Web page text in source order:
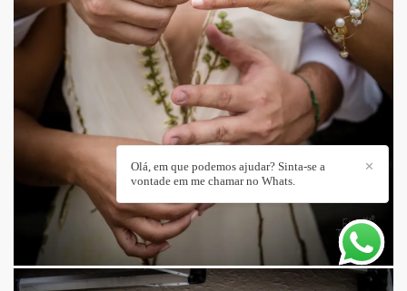
✕
Olá, em que podemos ajudar? Sinta-se a
vontade em me chamar no Whats.